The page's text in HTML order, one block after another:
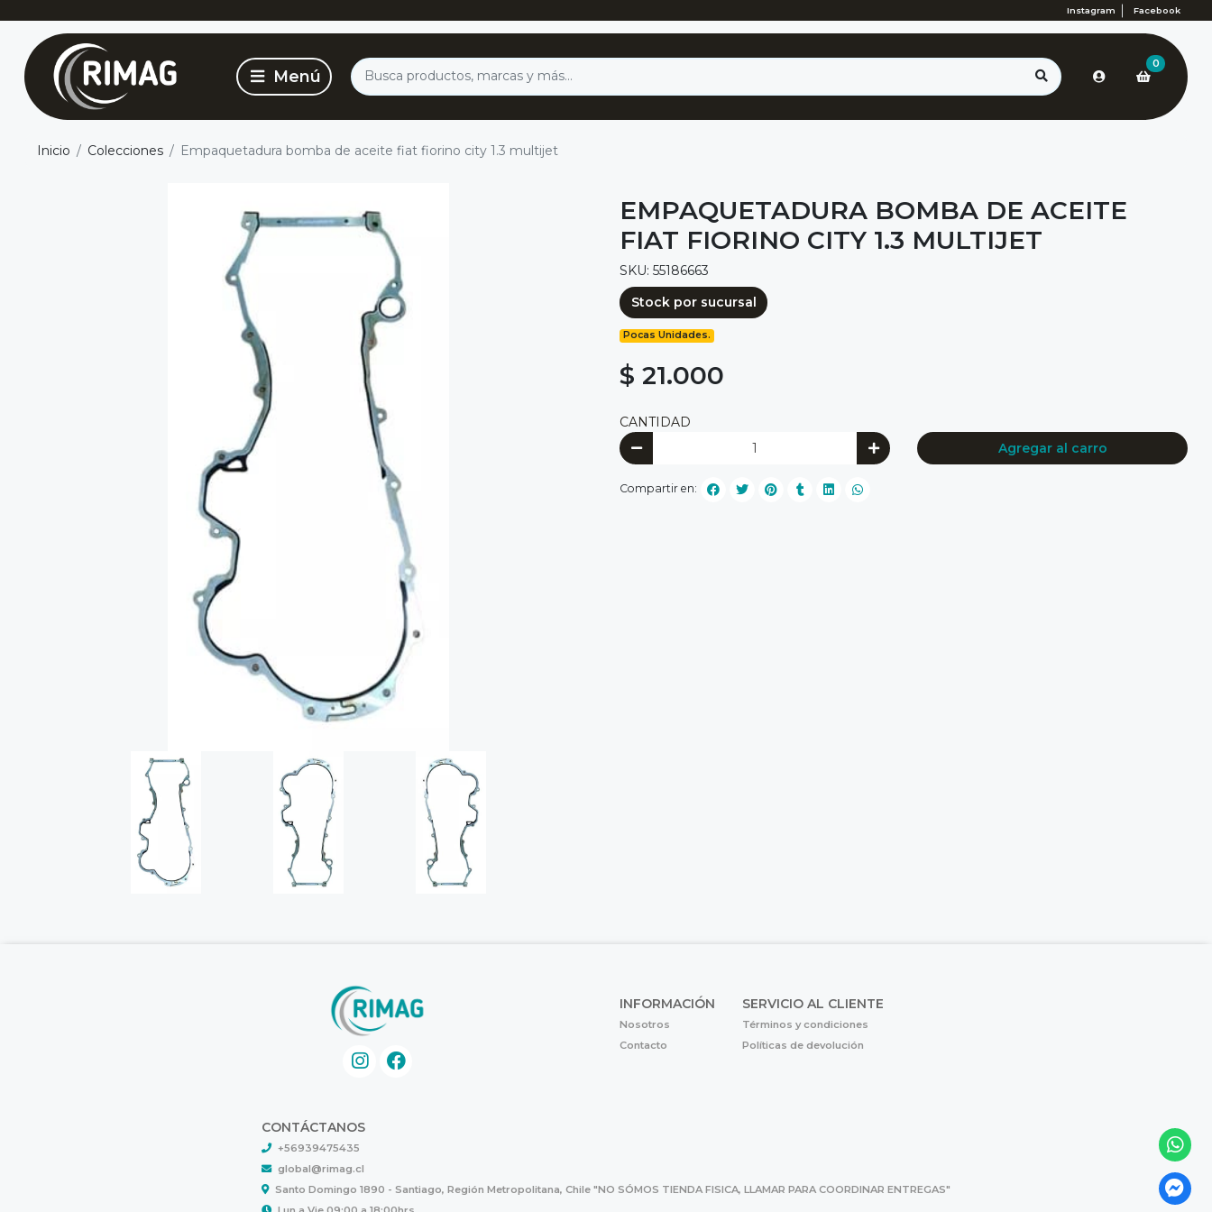
Instagram Facebook
0
Inicio Colecciones Empaquetadura bomba de aceite fiat fiorino city 1.3 multijet
EMPAQUETADURA BOMBA DE ACEITE
FIAT FIORINO CITY 1.3 MULTIJET
SKU: 55186663
Stock por sucursal
Pocas Unidades.
$ 21.000
CANTIDAD
Agregar al carro
Compartir en:
INFORMACIÓN
Nosotros
Contacto
SERVICIO AL CLIENTE
Términos y condiciones
Políticas de devolución
CONTÁCTANOS
+56939475435
global@rimag.cl
Santo Domingo 1890 - Santiago, Región Metropolitana, Chile "NO SÓMOS TIENDA FISICA, LLAMAR PARA COORDINAR ENTREGAS"